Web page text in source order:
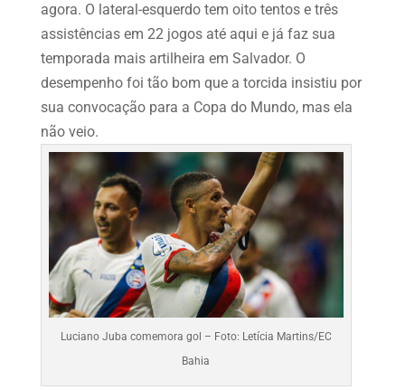
agora. O lateral-esquerdo tem oito tentos e três
assistências em 22 jogos até aqui e já faz sua
temporada mais artilheira em Salvador. O
desempenho foi tão bom que a torcida insistiu por
sua convocação para a Copa do Mundo, mas ela
não veio.
Luciano Juba comemora gol – Foto: Letícia Martins/EC
Bahia